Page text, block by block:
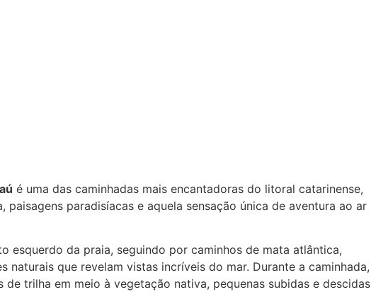
é uma das caminhadas mais encantadoras do litoral catarinense,
paisagens paradisíacas e aquela sensação única de aventura ao ar
esquerdo da praia, seguindo por caminhos de mata atlântica,
naturais que revelam vistas incríveis do mar. Durante a caminhada,
trilha em meio à vegetação nativa, pequenas subidas e descidas